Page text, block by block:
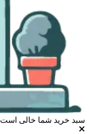
سبد خرید شما خالی است